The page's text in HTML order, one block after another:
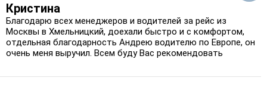
Кристина
Благодарю всех менеджеров и водителей за рейс из
Москвы в Хмельницкий, доехали быстро и с комфортом,
отдельная благодарность Андрею водителю по Европе, он
очень меня выручил. Всем буду Вас рекомендовать